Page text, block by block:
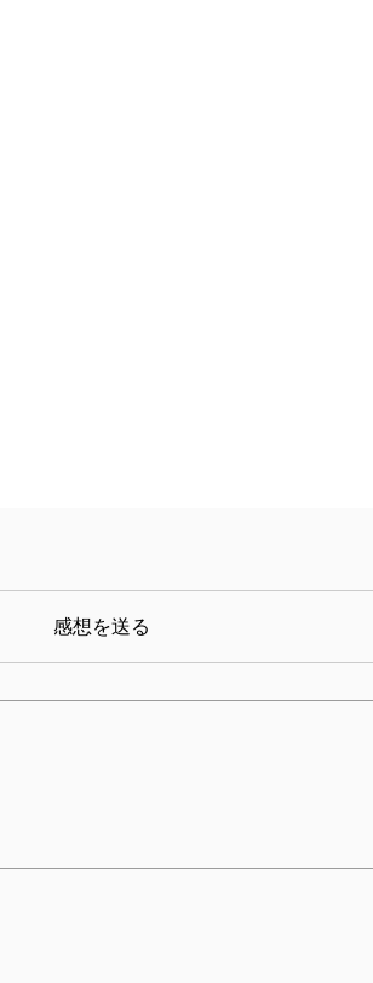
ものなのだ。読んでいて実に爽快だった
ていたので、アンチエイジングにもなっ
ら共感したので、さっそく明日からニー
勉強してみるつもりだ。
感想を送る